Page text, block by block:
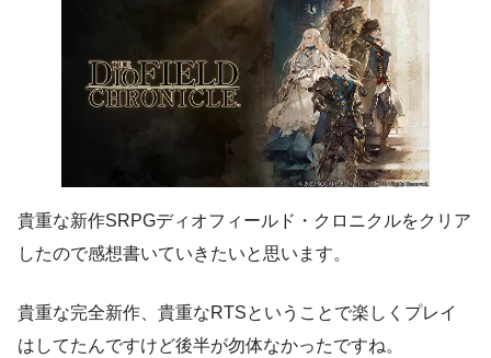
貴重な新作SRPGディオフィールド・クロニクルをクリア
したので感想書いていきたいと思います。
貴重な完全新作、貴重なRTSということで楽しくプレイ
はしてたんですけど後半が勿体なかったですね。